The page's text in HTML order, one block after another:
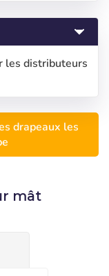
les distributeurs
drapeaux les
mât